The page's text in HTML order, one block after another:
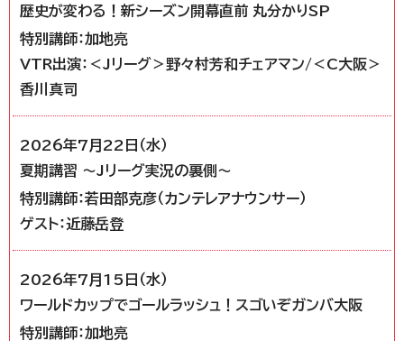
歴史が変わる！新シーズン開幕直前 丸分かりSP
特別講師：加地亮
VTR出演：＜Jリーグ＞野々村芳和チェアマン/＜C大阪＞
香川真司
2026年7月22日（水）
夏期講習 ～Jリーグ実況の裏側～
特別講師：若田部克彦（カンテレアナウンサー）
ゲスト：近藤岳登
2026年7月15日（水）
ワールドカップでゴールラッシュ！スゴいぞガンバ大阪
特別講師：加地亮